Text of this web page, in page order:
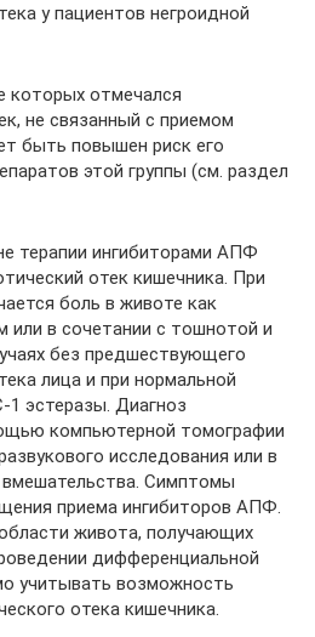
у пациентов негроидной
которых отмечался
не связанный с приемом
быть повышен риск его
этой группы (см. раздел
терапии ингибиторами АПФ
отек кишечника. При
боль в животе как
или в сочетании с тошнотой и
без предшествующего
лица и при нормальной
эстеразы. Диагноз
компьютерной томографии
исследования или в
вмешательства. Симптомы
приема ингибиторов АПФ.
живота, получающих
дифференциальной
учитывать возможность
отека кишечника.